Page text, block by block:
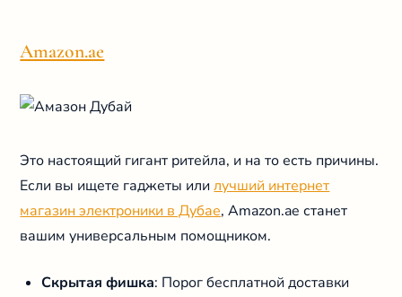
Amazon.ae
Это настоящий гигант ритейла, и на то есть причины.
Если вы ищете гаджеты илилучший интернет
магазин электроники в Дубае, Amazon.ae станет
вашим универсальным помощником.
Скрытая фишка: Порог бесплатной доставки